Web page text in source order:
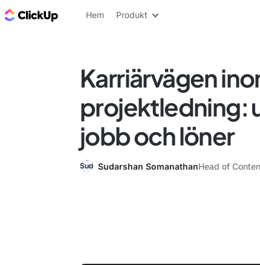
ClickUp-bloggen
Hem Produkt
Karriärvägen
projektledning:
jobb och löner
Sudarshan SomanathanHead of